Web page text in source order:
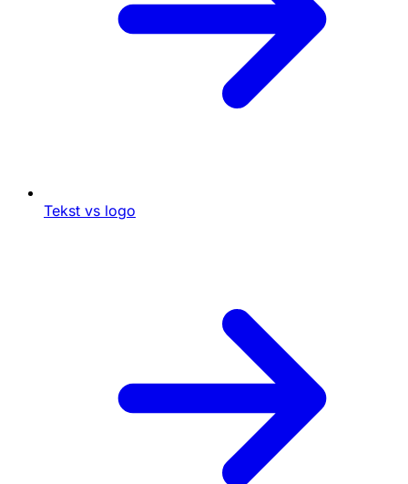
Tekst vs logo